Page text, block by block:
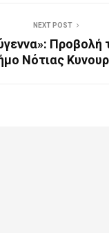
NEXT POST
Προβολή
Νότιας